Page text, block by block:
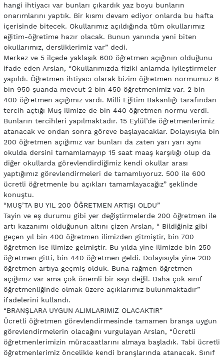
hangi ihtiyacı var bunları çıkardık yaz boyu bunların
onarımlarını yaptık. Bir kısmı devam ediyor onlarda bu hafta
içerisinde bitecek. Okullarımız açıldığında tüm okullarımız
eğitim-öğretime hazır olacak. Bunun yanında yeni biten
okullarımız, dersliklerimiz var” dedi.
Merkez ve 5 ilçede yaklaşık 600 öğretmen açığının olduğunu
ifade eden Arslan, “Okullarımızda fiziki anlamda iyileştirmeler
yapıldı. Öğretmen ihtiyacı olarak bizim öğretmen normumuz 6
bin 950 şuanda mevcut 2 bin 450 öğretmenimiz var. 2 bin
400 öğretmen açığımız vardı. Milli Eğitim Bakanlığı tarafından
tercih açtığı Muş ilimize de bin 440 öğretmen normu verdi.
Bunların tercihleri yapılmaktadır. 15 Eylül’de öğretmenlerimiz
atanacak ve ondan sonra göreve başlayacaklar. Dolayısıyla bin
200 öğretmen açığımız var bunları da zaten yarı yarı aynı
okulda dersini tamamlamayıp 15 saat maaş karşılığı olup da
diğer okullarda görevlendirdiğimiz kendi okullar arası
yaptığımız görevlendirmeleri de tamamlıyoruz. 500 ile 600
ücretli öğretmenle bu açıkları tamamlayacağız” şeklinde
konuştu.
“MUŞ’TA BU YIL 200 ÖĞRETMEN ARTIŞI OLDU”
Tayin ve eş durumu gibi yer değiştirmelerde 200 öğretmen ile
artı kazanımı olduğunun altını çizen Arslan, “ Bildiğiniz gibi
geçen yıl bin 400 öğretmen ilimizden gitmiştir, bin 700
öğretmen ise ilimize gelmiştir. Bu yılda yine ilimizde bin 250
öğretmen gitti, bin 440 öğretmen geldi. Dolayısıyla yine 200
öğretmen artıya geçmiş olduk. Buna rağmen öğretmen
açığımız var ama çok önemli bir sayı değil. Daha çok sınıf
öğretmenliğinde olmak üzere açıklarımız bulunmaktadır”
ifadelerini kullandı.
“BRANŞLARA UYGUN ALIMLARIMIZ OLACAKTIR”
Ücretli öğretmen görevlendirmesinde tamamen branşa uygun
görevlendirmelerin olacağını vurgulayan Arslan, “Ücretli
öğretmenlerimizin müracaatlarını almaya başladık. Tabi ücretli
öğretmenlerimiz öncelikle kendi branşlarında atanacak. Sınıf